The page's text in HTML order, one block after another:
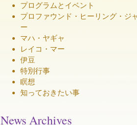
プログラムとイベント
プロファウンド・ヒーリング・ジ
ー
マハ・ヤギャ
レイコ・マー
伊豆
特別行事
瞑想
知っておきたい事
News Archives